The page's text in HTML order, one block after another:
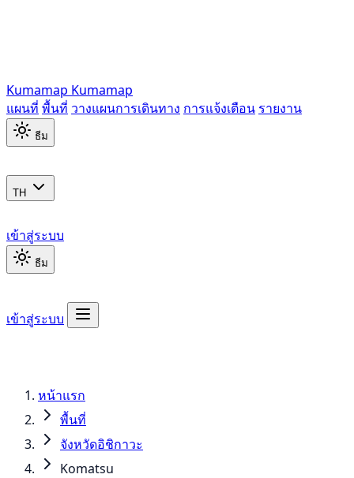
Kumamap Kumamap
แผนที่ พื้นที่ วางแผนการเดินทาง การแจ้งเตือน รายงาน
ธีม
TH
เข้าสู่ระบบ
ธีม
เข้าสู่ระบบ
หน้าแรก
พื้นที่
จังหวัดอิชิกาวะ
Komatsu